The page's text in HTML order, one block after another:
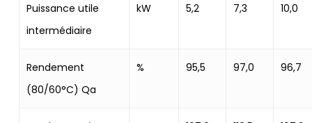
Puissance utile
intermédiaire
kW 5,2 7,3 10,0
Rendement
(80/60°C) Qa
% 95,5 97,0 96,7